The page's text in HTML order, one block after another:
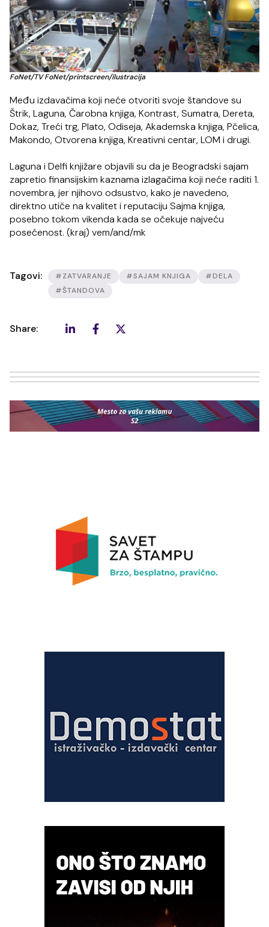
FoNet/TV FoNet/printscreen/ilustracija
Među izdavačima koji neće otvoriti svoje štandove su
Štrik, Laguna, Čarobna knjiga, Kontrast, Sumatra, Dereta,
Dokaz, Treći trg, Plato, Odiseja, Akademska knjiga, Pčelica,
Makondo, Otvorena knjiga, Kreativni centar, LOM i drugi.
Laguna i Delfi knjižare objavili su da je Beogradski sajam
zapretio finansijskim kaznama izlagačima koji neće raditi 1.
novembra, jer njihovo odsustvo, kako je navedeno,
direktno utiče na kvalitet i reputaciju Sajma knjiga,
posebno tokom vikenda kada se očekuje najveću
posećenost. (kraj) vem/and/mk
Tagovi: #ZATVARANJE #SAJAM KNJIGA
#DELA
#ŠTANDOVA
Share: